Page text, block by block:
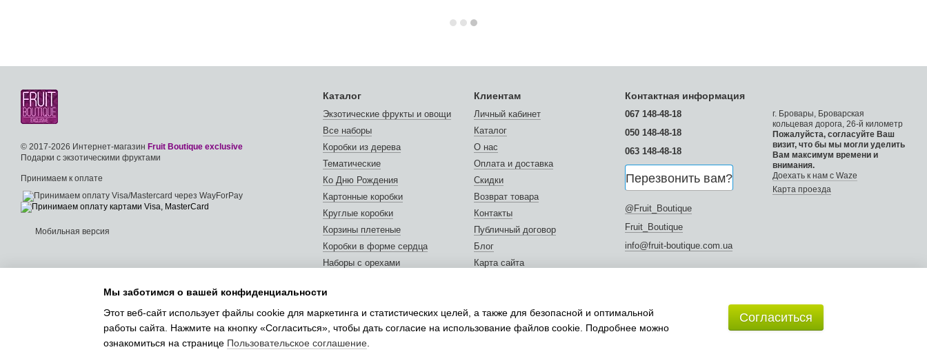
© 2017-2026 Интернет-магазин Fruit Boutique exclusive
Подарки с экзотическими фруктами
Принимаем к оплате
Мобильная версия
Каталог
Экзотические фрукты и овощи
Все наборы
Коробки из дерева
Тематические
Ко Дню Рождения
Картонные коробки
Круглые коробки
Корзины плетеные
Коробки в форме сердца
Наборы с орехами
Открытки и сертификаты
Упаковка подарков
Клиентам
Личный кабинет
Каталог
О нас
Оплата и доставка
Скидки
Возврат товара
Контакты
Публичный договор
Блог
Карта сайта
Мы в соцсетях
Контактная информация
067 148-48-18
050 148-48-18
063 148-48-18
Перезвонить вам?
@Fruit_Boutique
Fruit_Boutique
info@fruit-boutique.com.ua
г. Бровары, Броварская
кольцевая дорога, 26-й километр
Пожалуйста, согласуйте Ваш
визит, что бы мы могли уделить
Вам максимум времени и
внимания.
Доехать к нам с Waze
Карта проезда
Мы заботимся о вашей конфиденциальности
Этот веб-сайт использует файлы cookie для маркетинга и статистических целей, а также для безопасной и оптимальной
работы сайта. Нажмите на кнопку «Согласиться», чтобы дать согласие на использование файлов cookie. Подробнее можно
ознакомиться на странице Пользовательское соглашение
Согласиться